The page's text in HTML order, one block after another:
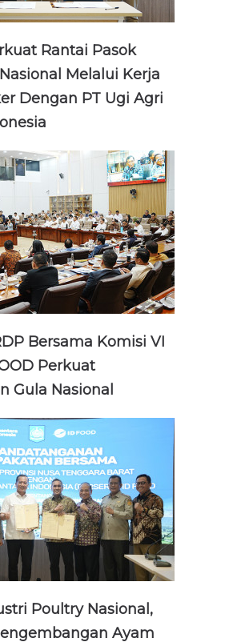
Rantai Pasok
Melalui Kerja
Dengan PT Ugi Agri
Bersama Komisi VI
Perkuat
Gula Nasional
Poultry Nasional,
Ayam